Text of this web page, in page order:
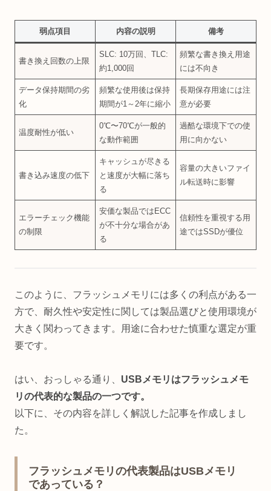
弱点項目 内容の説明 備考
書き換え回数の上限
SLC: 10万回、TLC:
約1,000回
頻繁な書き換え用途
には不向き
データ保持期間の劣
化
頻繁な使用後は保持
期間が1～2年に縮小
長期保存用途には注
意が必要
温度耐性が低い
0℃〜70℃が一般的
な動作範囲
過酷な環境下での使
用に向かない
書き込み速度の低下
キャッシュが尽きる
と速度が大幅に落ち
る
容量の大きいファイ
ル転送時に影響
エラーチェック機能
の制限
安価な製品ではECC
が不十分な場合があ
る
信頼性を重視する用
途ではSSDが優位
このように、フラッシュメモリには多くの利点がある一
方で、耐久性や安定性に関しては製品選びと使用環境が
大きく関わってきます。用途に合わせた慎重な選定が重
要です。
はい、おっしゃる通り、 USBメモリはフラッシュメモ
リの代表的な製品の一つです。
以下に、その内容を詳しく解説した記事を作成しまし
た。
フラッシュメモリの代表製品はUSBメモリ
であっている？